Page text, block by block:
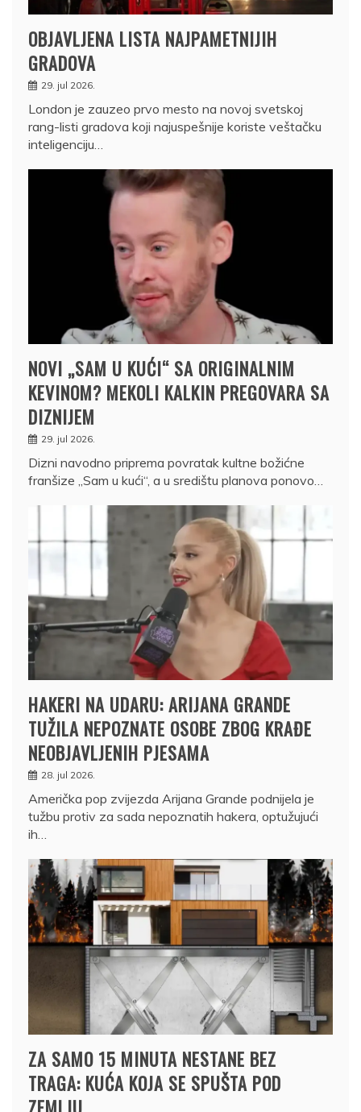
OBJAVLJENA LISTA NAJPAMETNIJIH
GRADOVA
29. jul 2026.
London je zauzeo prvo mesto na novoj svetskoj
rang-listi gradova koji najuspešnije koriste veštačku
inteligenciju…
NOVI „SAM U KUĆI“ SA ORIGINALNIM
KEVINOM? MEKOLI KALKIN PREGOVARA SA
DIZNIJEM
29. jul 2026.
Dizni navodno priprema povratak kultne božićne
franšize „Sam u kući“, a u središtu planova ponovo…
HAKERI NA UDARU: ARIJANA GRANDE
TUŽILA NEPOZNATE OSOBE ZBOG KRAĐE
NEOBJAVLJENIH PJESAMA
28. jul 2026.
Američka pop zvijezda Arijana Grande podnijela je
tužbu protiv za sada nepoznatih hakera, optužujući
ih…
ZA SAMO 15 MINUTA NESTANE BEZ
TRAGA: KUĆA KOJA SE SPUŠTA POD